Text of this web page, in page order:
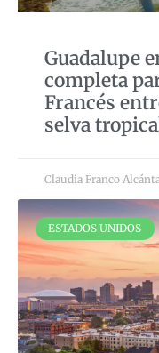
Guadalupe
completa
Francés
selva
Claudia Franco
ESTADOS UNIDOS